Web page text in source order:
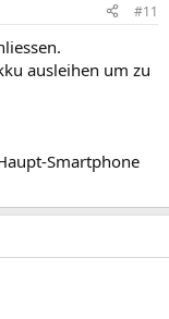
#11
ausleihen um zu
Smartphone